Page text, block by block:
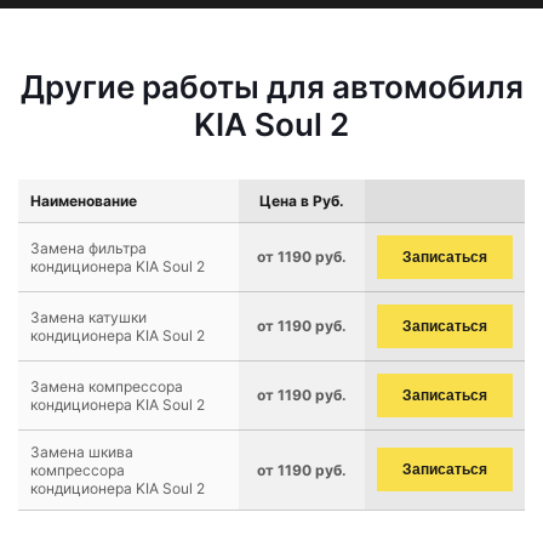
Другие работы для автомобиля
KIA Soul 2
Наименование Цена в Руб.
Замена фильтра
кондиционера KIA Soul 2
от 1190 руб. Записаться
Замена катушки
кондиционера KIA Soul 2
от 1190 руб. Записаться
Замена компрессора
кондиционера KIA Soul 2
от 1190 руб. Записаться
Замена шкива
компрессора
кондиционера KIA Soul 2
от 1190 руб. Записаться